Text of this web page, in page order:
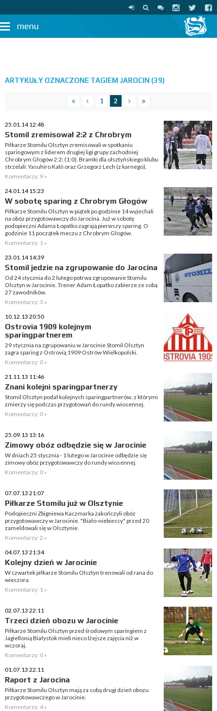
menu
ARTYKUŁY OZNACZONE TAGIEM JAROCIN (39)
1 2
25.01.14 12:48
Stomil zremisował 2:2 z Chrobrym
Piłkarze Stomilu Olsztyn zremisowali w spotkaniu
sparingowym z liderem drugiej ligi grupy zachodniej
Chrobrym Głogów 2:2: (1:0). Bramki dla olsztyńskiego klubu
strzelali: Yasuhiro Katō oraz Grzegorz Lech (z karnego).
Komentarzy: 9 »
24.01.14 15:23
W sobotę sparing z Chrobrym Głogów
Piłkarze Stomilu Olsztyn w piątek po godzinie 14 wyjechali
na obóz przygotowawczy do Jarocina. Już w sobotę
podopieczni Adama Łopatko zagrają pierwszy sparing. O
godzinie 11 początek meczu z Chrobrym Głogów.
Komentarzy: 1 »
23.01.14 14:39
Stomil jedzie na zgrupowanie do Jarocina
Od 24 stycznia do 2 lutego potrwa zgrupowanie Stomilu
Olsztyn w Jarocinie. Trener Adam Łopatko zabierze ze sobą
27 zawodników.
Komentarzy: 3 »
10.12.13 20:50
Ostrovia 1909 kolejnym
sparingpartnerem
29 stycznia na zgrupowaniu w Jarocinie Stomil Olsztyn
zagra sparing z Ostrovią 1909 Ostrów Wielkopolski.
Komentarzy: 0 »
21.11.13 11:46
Znani kolejni sparingpartnerzy
Stomil Olsztyn podał kolejnych sparingpartnerów, z którymi
zmierzy się podczas przygotowań do rundy wiosennej.
Komentarzy: 0 »
25.09.13 13:16
Zimowy obóz odbędzie się w Jarocinie
W dniach 25 stycznia - 1 lutego w Jarocinie odbędzie się
zimowy obóz przygotowawczy do rundy wiosennej.
Komentarzy: 0 »
07.07.13 21:07
Piłkarze Stomilu już w Olsztynie
Podopieczni Zbigniewa Kaczmarka zakończyli obóz
przygotowawczy w Jarocinie. "Biało-niebiescy" przed 20
zameldowali się w Olsztynie.
Komentarzy: 2 »
04.07.13 21:34
Kolejny dzień w Jarocinie
W czwartek piłkarze Stomilu Olsztyn trenowali od rana do
wieczora.
Komentarzy: 1 »
02.07.13 22:11
Trzeci dzień obozu w Jarocinie
Piłkarze Stomilu Olsztyn przed środowym sparingiem z
Jagiellonią Białystok mieli nieco lżejsze zajęcia niż w
wczoraj.
Komentarzy: 0 »
01.07.13 22:11
Raport z Jarocina
Piłkarze Stomilu Olsztyn mają za sobą drugi dzień obozu
przygotowawczego w Jarocinie.
Komentarzy: 4 »